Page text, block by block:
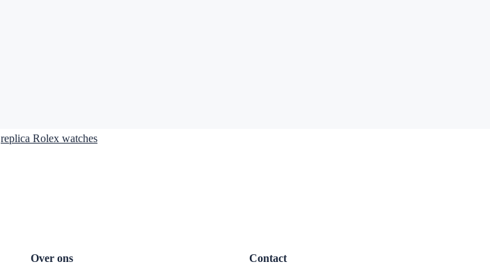
replica Rolex watches
Over ons Contact